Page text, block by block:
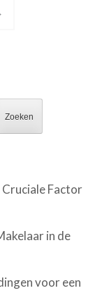
Zoeken
Factor
in de
voor een